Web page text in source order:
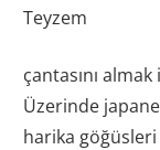
Teyzem
çantasını
Üzerinde
harika